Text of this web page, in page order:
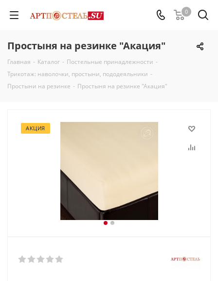
0
Простыня на резинке "Акация"
Главная - Каталог - Постельные принадлежности -
Трикотаж: наволочки, простыни, пододеяльники -
Простыни на резинке - Простыня на резинке "Акация"
АКЦИЯ